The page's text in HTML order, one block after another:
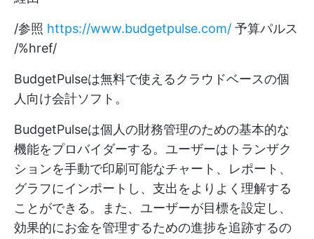
/参照 https://www.budgetpulse.com/ 予算パルス
/%href/
BudgetPulseは無料で使えるクラウドベースの個
人向け会計ソフト。
BudgetPulseは個人の財務管理のための基本的な
機能をプロバイダーする。ユーザーはトランザク
ションを手動で印刷可能なチャート、レポート、
グラフにインポートし、支出をよりよく理解する
ことができる。また、ユーザーが目標を設定し、
効果的にお金を管理するための進捗を追跡するの